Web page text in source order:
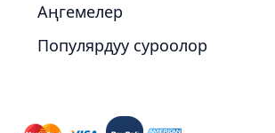
Аңгемелер
Популярдуу суроолор